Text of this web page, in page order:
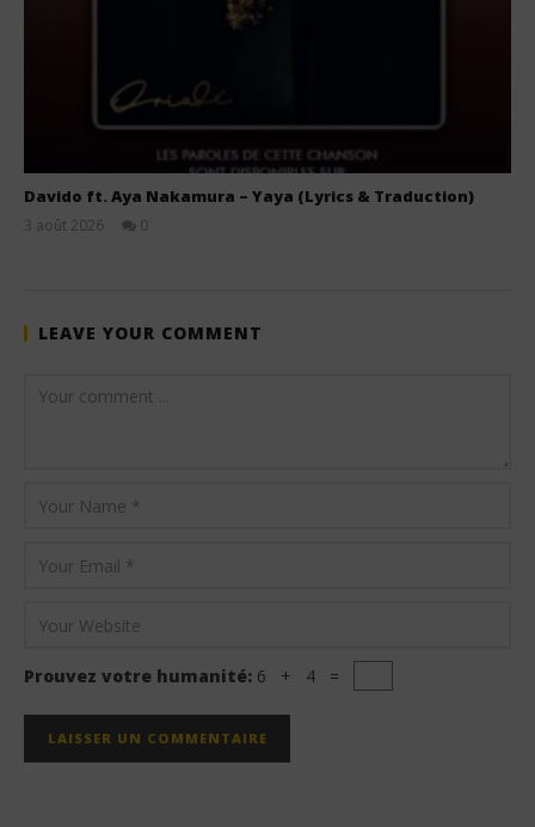
Davido ft. Aya Nakamura – Yaya (Lyrics & Traduction)
3 août 2026
0
LEAVE YOUR COMMENT
Prouvez votre humanité: 6 + 4 =